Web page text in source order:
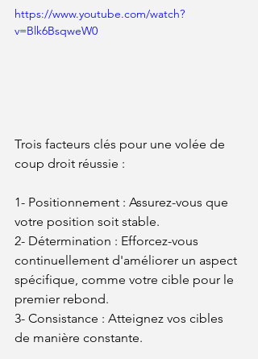
https://www.youtube.com/watch?
v=Blk6BsqweW0
Trois facteurs clés pour une volée de
coup droit réussie :
1- Positionnement : Assurez-vous que
votre position soit stable.
2- Détermination : Efforcez-vous
continuellement d'améliorer un aspect
spécifique, comme votre cible pour le
premier rebond.
3- Consistance : Atteignez vos cibles
de manière constante.